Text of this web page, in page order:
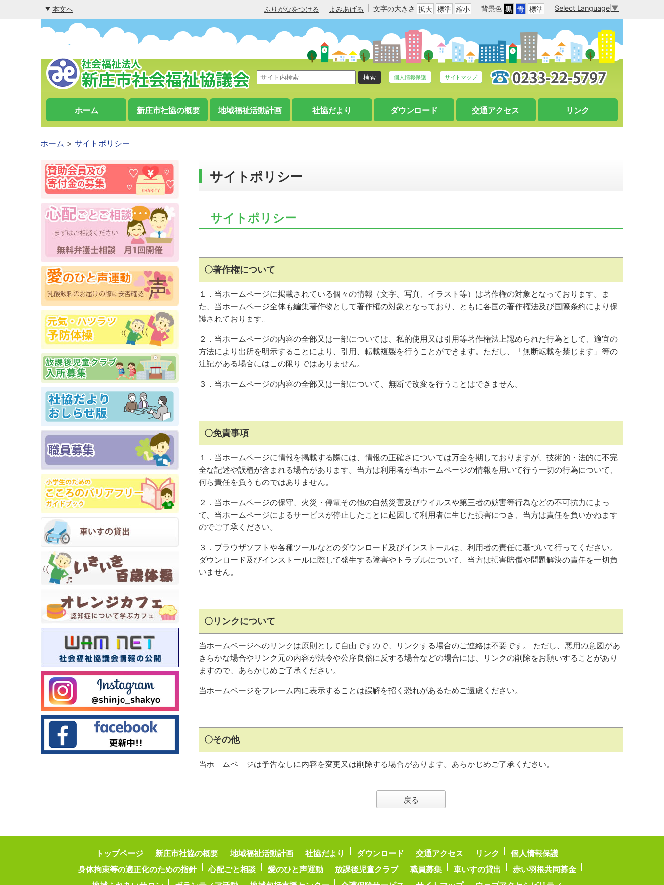
本文へ ふりがなをつける よみあげる 文字の大きさ 拡大 標準 縮小 背景色 黒 青 標準 Select Language ▼
個人情報保護 サイトマップ
ホーム 新庄市社協の概要 地域福祉活動計画 社協だより ダウンロード 交通アクセス リンク
ホーム サイトポリシー
サイトポリシー
サイトポリシー
〇著作権について
１．当ホームページに掲載されている個々の情報（文字、写真、イラスト等）は著作権の対象となっております。ま
た、当ホームページ全体も編集著作物として著作権の対象となっており、ともに各国の著作権法及び国際条約により保
護されております。
２．当ホームページの内容の全部又は一部については、私的使用又は引用等著作権法上認められた行為として、適宜の
方法により出所を明示することにより、引用、転載複製を行うことができます。ただし、「無断転載を禁じます」等の
注記がある場合にはこの限りではありません。
３．当ホームページの内容の全部又は一部について、無断で改変を行うことはできません。
〇免責事項
１．当ホームページに情報を掲載する際には、情報の正確さについては万全を期しておりますが、技術的・法的に不完
全な記述や誤植が含まれる場合があります。当方は利用者が当ホームページの情報を用いて行う一切の行為について、
何ら責任を負うものではありません。
２．当ホームページの保守、火災・停電その他の自然災害及びウイルスや第三者の妨害等行為などの不可抗力によっ
て、当ホームページによるサービスが停止したことに起因して利用者に生じた損害につき、当方は責任を負いかねます
のでご了承ください。
３．ブラウザソフトや各種ツールなどのダウンロード及びインストールは、利用者の責任に基づいて行ってください。
ダウンロード及びインストールに際して発生する障害やトラブルについて、当方は損害賠償や問題解決の責任を一切負
いません。
〇リンクについて
当ホームページへのリンクは原則として自由ですので、リンクする場合のご連絡は不要です。 ただし、悪用の意図があ
きらかな場合やリンク元の内容が法令や公序良俗に反する場合などの場合には、リンクの削除をお願いすることがあり
ますので、あらかじめご了承ください。
当ホームページをフレーム内に表示することは誤解を招く恐れがあるためご遠慮ください。
〇その他
当ホームページは予告なしに内容を変更又は削除する場合があります。あらかじめご了承ください。
戻る
トップページ 新庄市社協の概要 地域福祉活動計画 社協だより ダウンロード 交通アクセス リンク
個人情報保護
身体拘束等の適正化のための指針
心配ごと相談 愛のひと声運動 放課後児童クラブ 職員募集 車いすの貸出
赤い羽根共同募金